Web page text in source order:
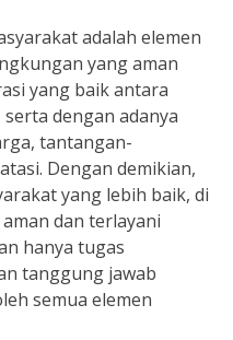
adalah elemen
yang aman
yang baik antara
dengan adanya
tantangan-
Dengan demikian,
yang lebih baik, di
dan terlayani
hanya tugas
tanggung jawab
semua elemen